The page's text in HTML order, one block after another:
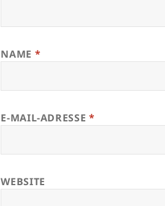
NAME *
E-MAIL-ADRESSE *
WEBSITE